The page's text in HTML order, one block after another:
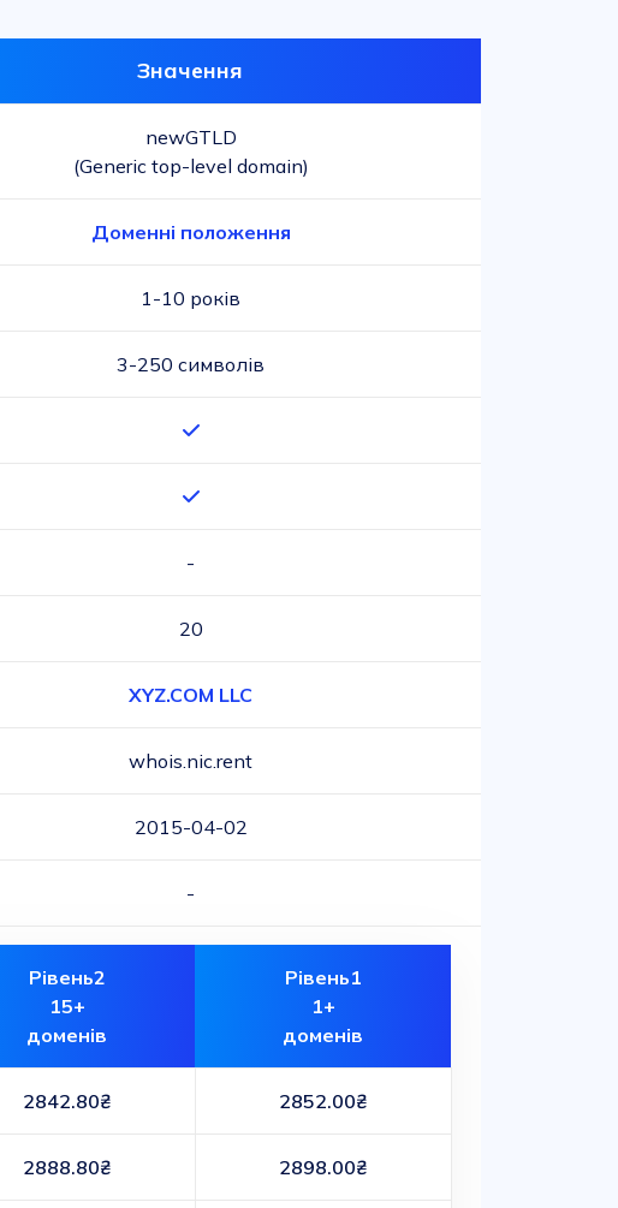
Значення
newGTLD
(Generic top-level domain)
Доменні положення
1-10 років
3-250 символів
-
20
XYZ.COM LLC
whois.nic.rent
2015-04-02
-
Рівень2
15+
доменів
Рівень1
1+
доменів
2842.80₴ 2852.00₴
2888.80₴ 2898.00₴